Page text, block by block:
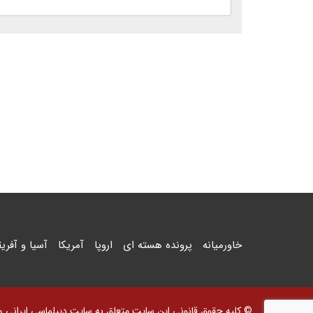
خاورمیانه پرونده هسته ای اروپا آمریکا آسیا و